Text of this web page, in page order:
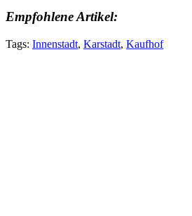
Empfohlene Artikel:
Tags: Innenstadt, Karstadt, Kaufhof